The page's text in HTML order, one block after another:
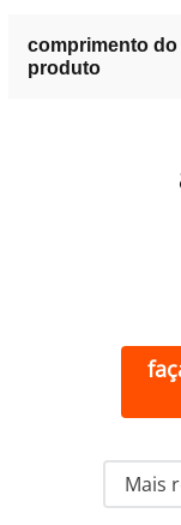
comprimento do
produto
Mais